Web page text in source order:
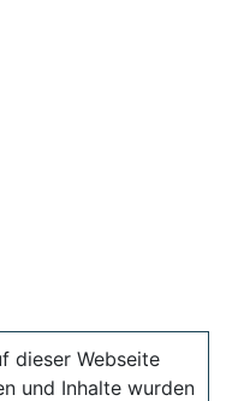
dieser Webseite
und Inhalte wurden